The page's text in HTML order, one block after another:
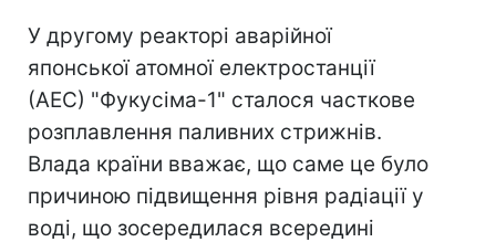
У другому реакторі аварійної
японської атомної електростанції
(АЕС) "Фукусіма-1" сталося часткове
розплавлення паливних стрижнів.
Влада країни вважає, що саме це було
причиною підвищення рівня радіації у
воді, що зосередилася всередині